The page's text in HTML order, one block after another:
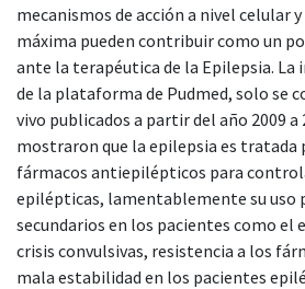
mecanismos de acción a nivel celular
máxima pueden contribuir como un
ante la terapéutica de la Epilepsia.
de la plataforma de Pudmed, solo se
vivo publicados a partir del año 2009 a
mostraron que la epilepsia es
fármacos antiepilépticos para
epilépticas, lamentablemente su uso
secundarios en los pacientes como el
crisis convulsivas, resistencia a los
mala estabilidad en los pacientes